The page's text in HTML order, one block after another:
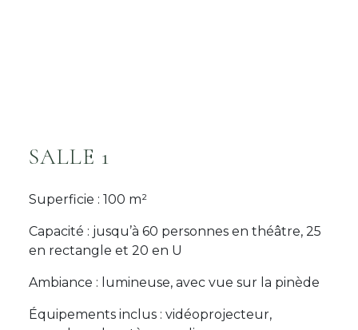
SALLE 1
Superficie : 100 m²
Capacité : jusqu’à 60 personnes en théâtre, 25
en rectangle et 20 en U
Ambiance : lumineuse, avec vue sur la pinède
Équipements inclus : vidéoprojecteur,